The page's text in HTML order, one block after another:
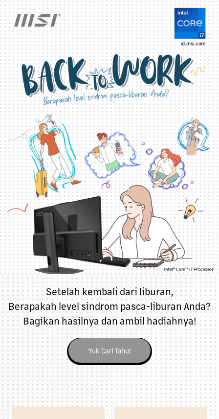
Setelah kembali dari liburan,
Berapakah level sindrom pasca-liburan Anda?
Bagikan hasilnya dan ambil hadiahnya!
Yuk Cari Tahu!